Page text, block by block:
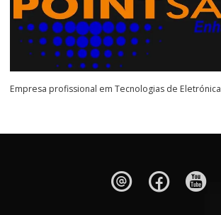
Empresa profissional em Tecnologias de Eletrónica